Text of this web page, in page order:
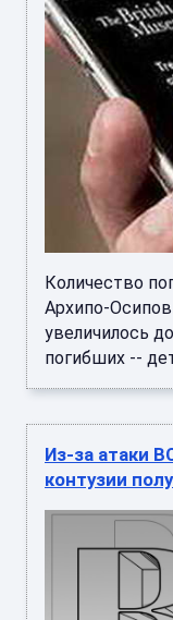
Количество
Архипо-
увеличилось
погибших --
Из-за атаки
контузии